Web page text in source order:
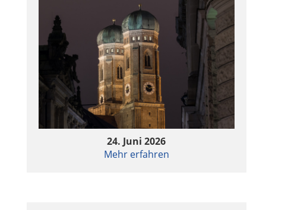
24. Juni 2026
Mehr erfahren